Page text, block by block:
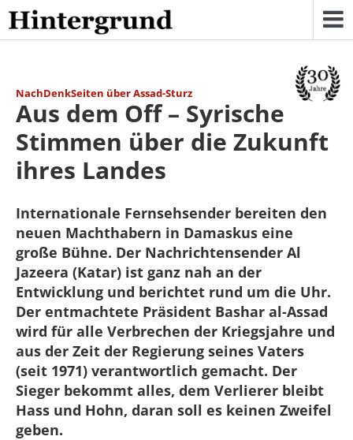
Skip
to
content
NachDenkSeiten über Assad-Sturz
Aus dem Off – Syrische
Stimmen über die Zukunft
ihres Landes
Internationale Fernsehsender bereiten den
neuen Machthabern in Damaskus eine
große Bühne. Der Nachrichtensender Al
Jazeera (Katar) ist ganz nah an der
Entwicklung und berichtet rund um die Uhr.
Der entmachtete Präsident Bashar al-Assad
wird für alle Verbrechen der Kriegsjahre und
aus der Zeit der Regierung seines Vaters
(seit 1971) verantwortlich gemacht. Der
Sieger bekommt alles, dem Verlierer bleibt
Hass und Hohn, daran soll es keinen Zweifel
geben.